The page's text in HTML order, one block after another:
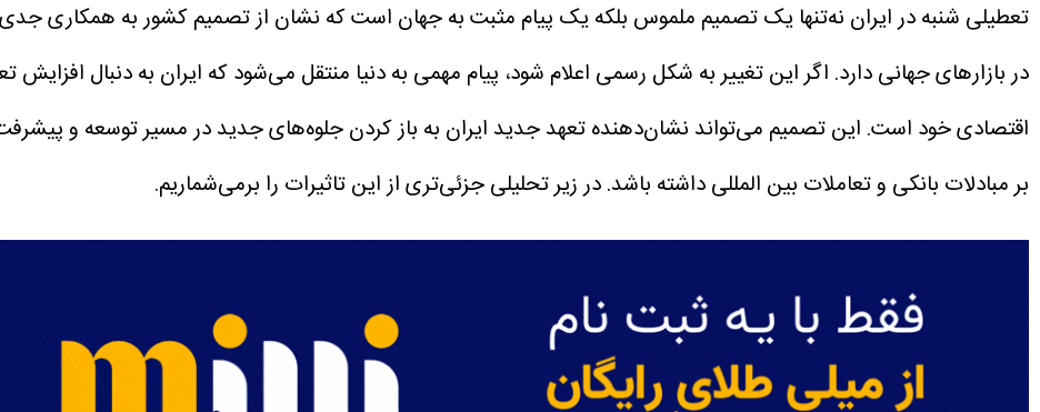
تعطیلی شنبه در ایران نه‌تنها یک تصمیم ملموس بلکه یک پیام مثبت به جهان است که نشان از تصمیم کشور به همکاری
در بازار‌های جهانی دارد. اگر این تغییر به شکل رسمی اعلام شود، پیام مهمی به دنیا منتقل می‌شود که ایران به دنبال
اقتصادی خود است. این تصمیم می‌تواند نشان‌دهنده تعهد جدید ایران به باز کردن جلوه‌های جدید در مسیر توسعه و
بر مبادلات بانکی و تعاملات بین المللی داشته باشد. در زیر تحلیلی جزئی‌تری از این تاثیرات را برمی‌شماریم.